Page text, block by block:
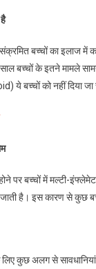
बच्चों का इलाज में
साल बच्चों के इतने मामले
ये बच्चों को नहीं दिया
होने पर बच्चों में मल्टी-
है। इस कारण से कुछ
कुछ अलग से